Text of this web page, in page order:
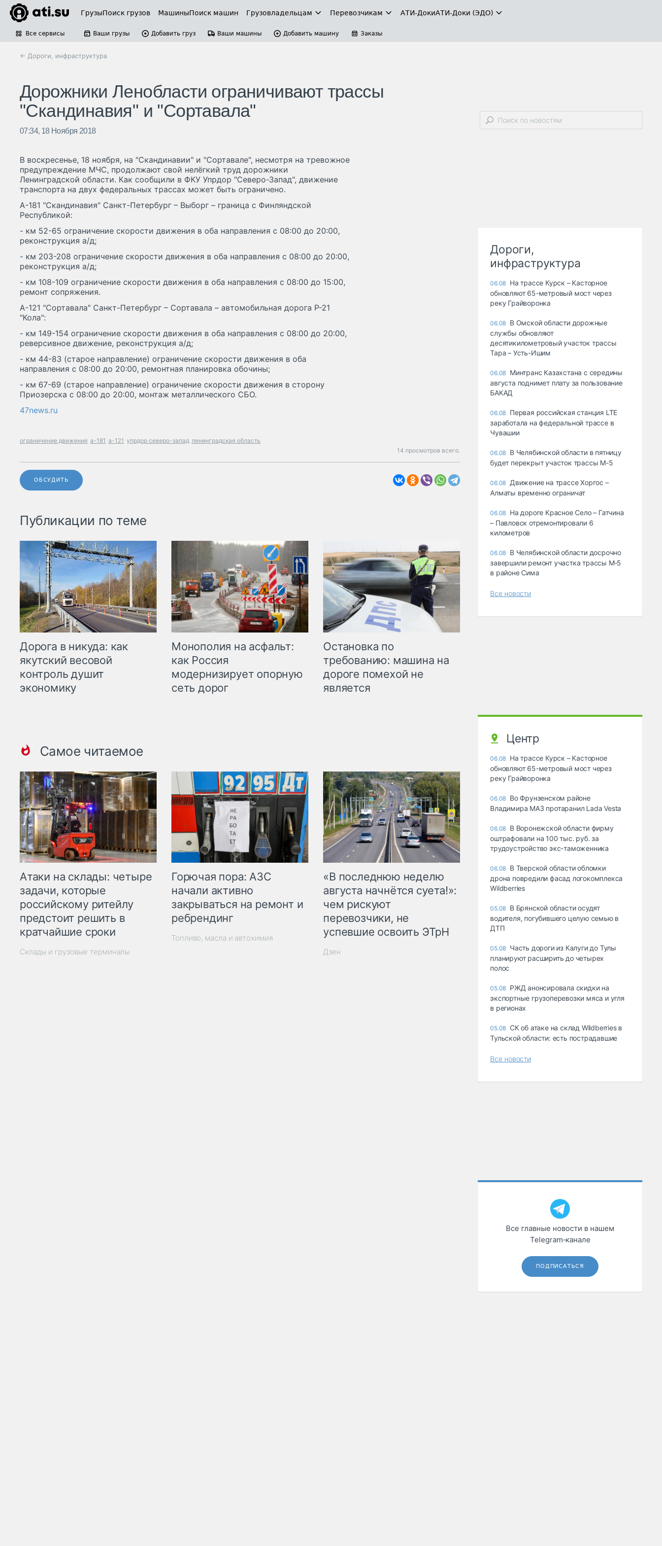
ГрузыПоиск грузов МашиныПоиск машин Грузовладельцам Перевозчикам АТИ-ДокиАТИ-Доки (ЭДО)
Все сервисы Ваши грузы Добавить груз Ваши машины Добавить машину Заказы
← Дороги, инфраструктура
Дорожники Ленобласти ограничивают трассы
"Скандинавия" и "Сортавала"
07:34, 18 Ноября 2018
В воскресенье, 18 ноября, на "Скандинавии" и "Сортавале", несмотря на тревожное
предупреждение МЧС, продолжают свой нелёгкий труд дорожники
Ленинградской области. Как сообщили в ФКУ Упрдор "Северо-Запад", движение
транспорта на двух федеральных трассах может быть ограничено.
А-181 "Скандинавия" Санкт-Петербург – Выборг – граница с Финляндской
Республикой:
- км 52-65 ограничение скорости движения в оба направления с 08:00 до 20:00,
реконструкция а/д;
- км 203-208 ограничение скорости движения в оба направления с 08:00 до 20:00,
реконструкция а/д;
- км 108-109 ограничение скорости движения в оба направления с 08:00 до 15:00,
ремонт сопряжения.
А-121 "Сортавала" Санкт-Петербург – Сортавала – автомобильная дорога Р-21
"Кола":
- км 149-154 ограничение скорости движения в оба направления с 08:00 до 20:00,
реверсивное движение, реконструкция а/д;
- км 44-83 (старое направление) ограничение скорости движения в оба
направления с 08:00 до 20:00, ремонтная планировка обочины;
- км 67-69 (старое направление) ограничение скорости движения в сторону
Приозерска с 08:00 до 20:00, монтаж металлического СБО.
47news.ru
ограничение движения а-181 а-121 упрдор северо-запад ленинградская область
14 просмотров всего.
ОБСУДИТЬ
Публикации по теме
Дорога в никуда: как
якутский весовой
контроль душит
экономику
Монополия на асфальт:
как Россия
модернизирует опорную
сеть дорог
Остановка по
требованию: машина на
дороге помехой не
является
Самое читаемое
Атаки на склады: четыре
задачи, которые
российскому ритейлу
предстоит решить в
кратчайшие сроки
Склады и грузовые терминалы
Горючая пора: АЗС
начали активно
закрываться на ремонт и
ребрендинг
Топливо, масла и автохимия
«В последнюю неделю
августа начнётся суета!»:
чем рискуют
перевозчики, не
успевшие освоить ЭТрН
Дзен
Дороги,
инфраструктура
06.08 На трассе Курск – Касторное
обновляют 65-метровый мост через
реку Грайворонка
06.08 В Омской области дорожные
службы обновляют
десятикилометровый участок трассы
Тара – Усть-Ишим
06.08 Минтранс Казахстана с середины
августа поднимет плату за пользование
БАКАД
06.08 Первая российская станция LTE
заработала на федеральной трассе в
Чувашии
06.08 В Челябинской области в пятницу
будет перекрыт участок трассы М-5
06.08 Движение на трассе Хоргос –
Алматы временно ограничат
06.08 На дороге Красное Село – Гатчина
– Павловск отремонтировали 6
километров
06.08 В Челябинской области досрочно
завершили ремонт участка трассы М‑5
в районе Сима
Все новости
Центр
06.08 На трассе Курск – Касторное
обновляют 65-метровый мост через
реку Грайворонка
06.08 Во Фрунзенском районе
Владимира МАЗ протаранил Lada Vesta
06.08 В Воронежской области фирму
оштрафовали на 100 тыс. руб. за
трудоустройство экс-таможенника
06.08 В Тверской области обломки
дрона повредили фасад логокомплекса
Wildberries
05.08 В Брянской области осудят
водителя, погубившего целую семью в
ДТП
05.08 Часть дороги из Калуги до Тулы
планируют расширить до четырех
полос
05.08 РЖД анонсировала скидки на
экспортные грузоперевозки мяса и угля
в регионах
05.08 СК об атаке на склад Wildberries в
Тульской области: есть пострадавшие
Все новости
Все главные новости в нашем
Telegram‑канале
ПОДПИСАТЬСЯ